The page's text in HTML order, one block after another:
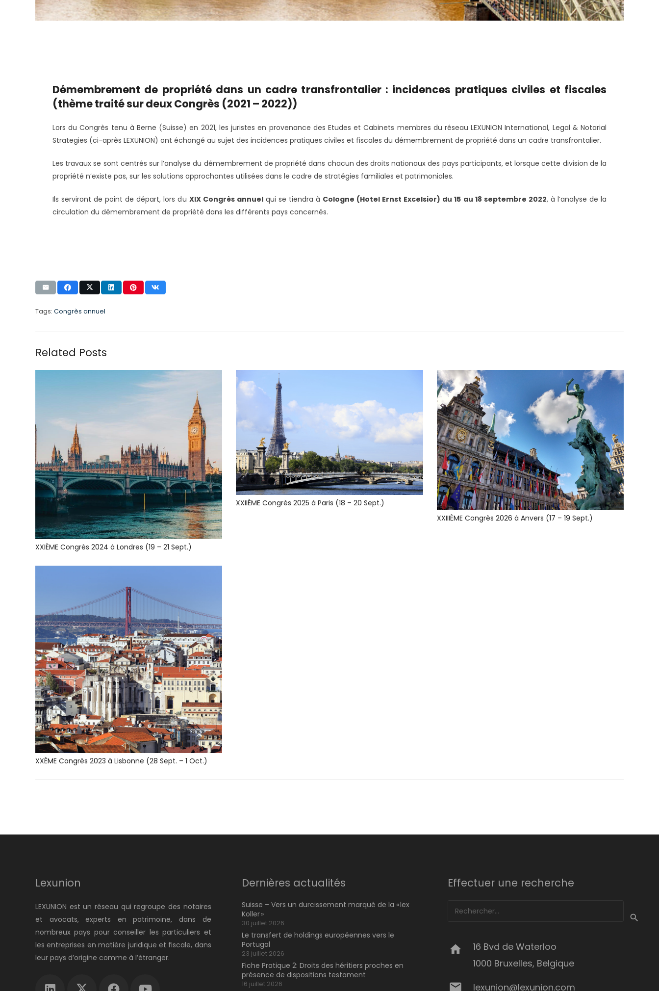
Démembrement de propriété dans un cadre transfrontalier : incidences pratiques civiles et fiscales
(thème traité sur deux Congrès (2021 – 2022))
Lors du Congrès tenu à Berne (Suisse) en 2021, les juristes en provenance des Etudes et Cabinets membres du réseau LEXUNION International, Legal & Notarial
Strategies (ci-après LEXUNION) ont échangé au sujet des incidences pratiques civiles et fiscales du démembrement de propriété dans un cadre transfrontalier.
Les travaux se sont centrés sur l’analyse du démembrement de propriété dans chacun des droits nationaux des pays participants, et lorsque cette division de la
propriété n’existe pas, sur les solutions approchantes utilisées dans le cadre de stratégies familiales et patrimoniales.
Ils serviront de point de départ, lors du XIX Congrès annuelqui se tiendra à Cologne (Hotel Ernst Excelsior) du 15 au 18 septembre 2022, à l’analyse de la
circulation du démembrement de propriété dans les différents pays concernés.
Tags: Congrès annuel
Related Posts
XXIÈME Congrès 2024 à Londres (19 – 21 Sept.)
XXIIÈME Congrès 2025 à Paris (18 – 20 Sept.)
XXIIIÈME Congrès 2026 à Anvers (17 – 19 Sept.)
XXÈME Congrès 2023 à Lisbonne (28 Sept. – 1 Oct.)
Lexunion
LEXUNION est un réseau qui regroupe des notaires
et avocats, experts en patrimoine, dans de
nombreux pays pour conseiller les particuliers et
les entreprises en matière juridique et fiscale, dans
leur pays d’origine comme à l’étranger.
Dernières actualités
Suisse – Vers un durcissement marqué de la « lex
Koller »
30 juillet 2026
Le transfert de holdings européennes vers le
Portugal
23 juillet 2026
Fiche Pratique 2: Droits des héritiers proches en
présence de dispositions testament
16 juillet 2026
Effectuer une recherche
Rechercher :
home
16 Bvd de Waterloo
1000 Bruxelles, Belgique
mail lexunion@lexunion.com